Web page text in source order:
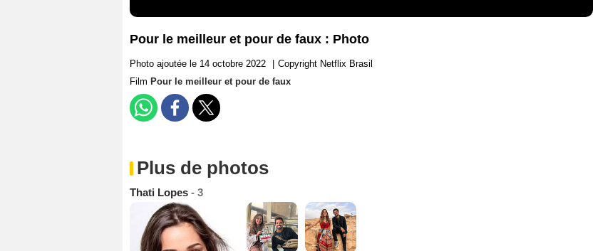
Pour le meilleur et pour de faux : Photo
Photo ajoutée le 14 octobre 2022
Copyright Netflix Brasil
Film Pour le meilleur et pour de faux
Plus de photos
Thati Lopes - 3